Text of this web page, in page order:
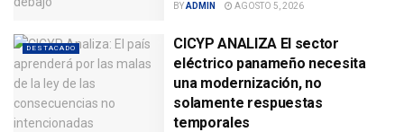
BYADMIN AGOSTO 5, 2026
DESTACADO
CICYP ANALIZA El sector
eléctrico panameño necesita
una modernización, no
solamente respuestas
temporales